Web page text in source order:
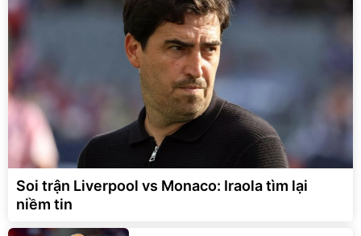
Soi trận Liverpool vs Monaco: Iraola tìm lại
niềm tin